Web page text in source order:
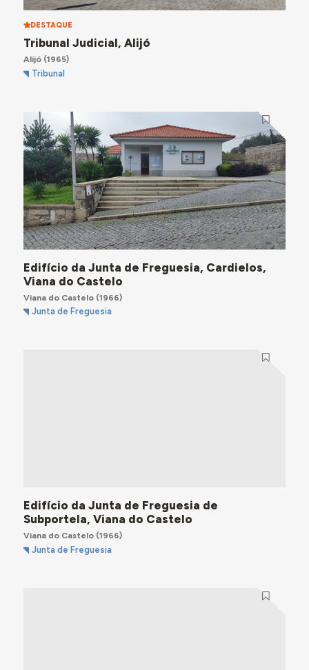
DESTAQUE
Tribunal Judicial, Alijó
Alijó(1965)
Tribunal
Edifício da Junta de Freguesia, Cardielos,
Viana do Castelo
Viana do Castelo(1966)
Junta de Freguesia
Edifício da Junta de Freguesia de
Subportela, Viana do Castelo
Viana do Castelo(1966)
Junta de Freguesia